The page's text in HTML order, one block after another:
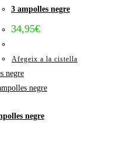
3 ampolles negre
34,95€
Afegeix a la cistella
negre